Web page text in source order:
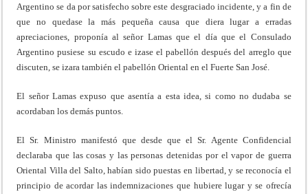
Argentino se da por satisfecho sobre este desgraciado incidente, y a fin de
que no quedase la más pequeña causa que diera lugar a erradas
apreciaciones, proponía al señor Lamas que el día que el Consulado
Argentino pusiese su escudo e izase el pabellón después del arreglo que
discuten, se izara también el pabellón Oriental en el Fuerte San José.
El señor Lamas expuso que asentía a esta idea, si como no dudaba se
acordaban los demás puntos.
El Sr. Ministro manifestó que desde que el Sr. Agente Confidencial
declaraba que las cosas y las personas detenidas por el vapor de guerra
Oriental Villa del Salto, habían sido puestas en libertad, y se reconocía el
principio de acordar las indemnizaciones que hubiere lugar y se ofrecía